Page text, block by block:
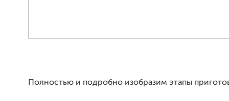
Полностью и подробно изобразим этапы